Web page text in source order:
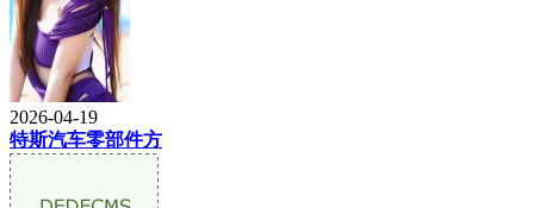
2026-04-19
特斯汽车零部件方